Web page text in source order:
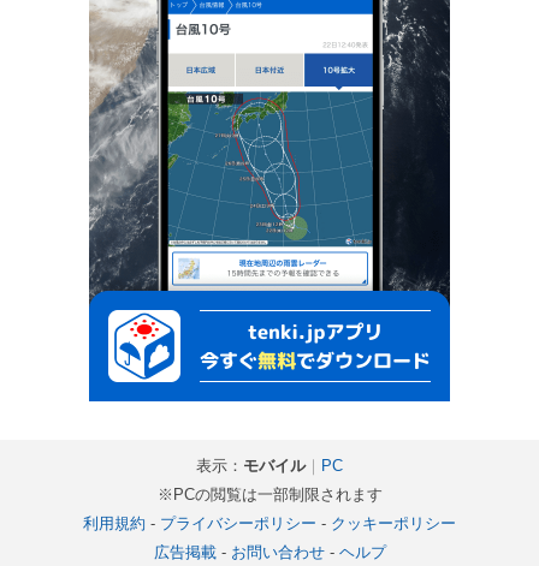
表示： モバイル｜ PC
※PCの閲覧は一部制限されます
利用規約 - プライバシーポリシー - クッキーポリシー
広告掲載- お問い合わせ- ヘルプ